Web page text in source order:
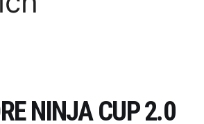
NINJA CUP 2.0